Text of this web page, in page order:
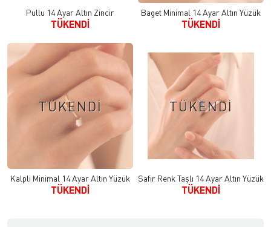
Pullu 14 Ayar Altın Zincir
TÜKENDİ
Baget Minimal 14 Ayar Altın Yüzük
TÜKENDİ
TÜKENDİ
Kalpli Minimal 14 Ayar Altın Yüzük
TÜKENDİ
TÜKENDİ
Safir Renk Taşlı 14 Ayar Altın Yüzük
TÜKENDİ